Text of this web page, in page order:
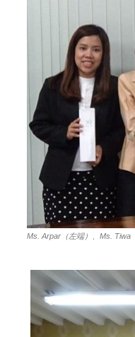
Ms. Arpar（左端）、Ms. Tiwa